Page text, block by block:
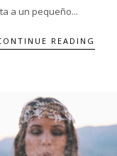
a un pequeño...
READING